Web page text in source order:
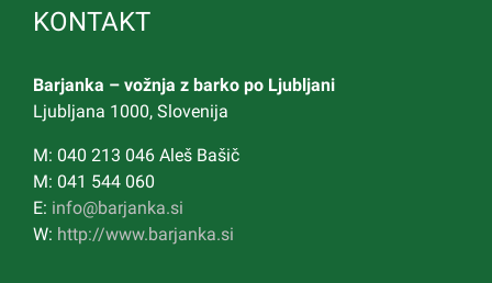
KONTAKT
Barjanka – vožnja z barko po Ljubljani
Ljubljana 1000, Slovenija
M: 040 213 046 Aleš Bašič
M: 041 544 060
E: info@barjanka.si
W: http://www.barjanka.si